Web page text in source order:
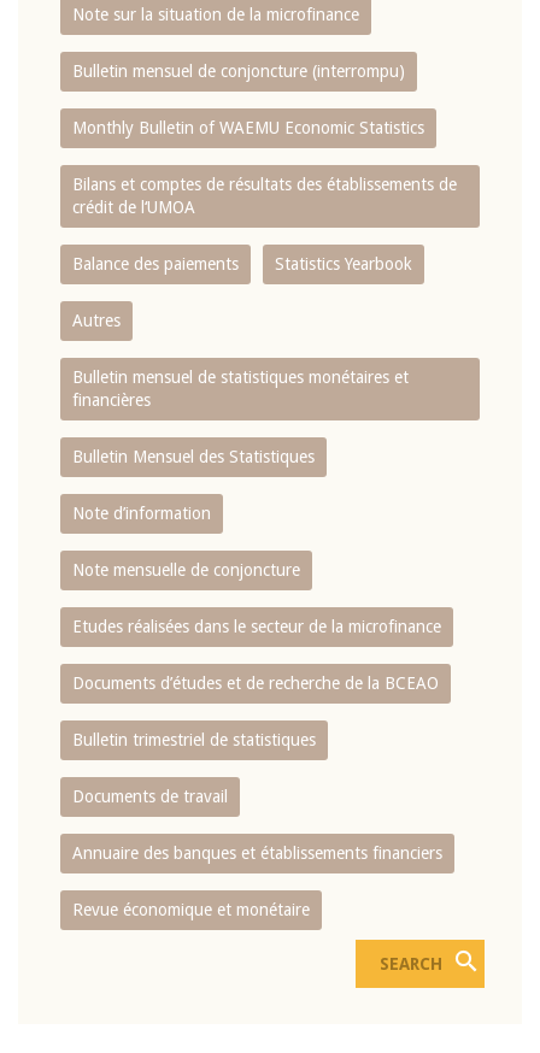
Note sur la situation de la microfinance
Bulletin mensuel de conjoncture (interrompu)
Monthly Bulletin of WAEMU Economic Statistics
Bilans et comptes de résultats des établissements de
crédit de l‘UMOA
Balance des paiements Statistics Yearbook
Autres
Bulletin mensuel de statistiques monétaires et
financières
Bulletin Mensuel des Statistiques
Note d’information
Note mensuelle de conjoncture
Etudes réalisées dans le secteur de la microfinance
Documents d’études et de recherche de la BCEAO
Bulletin trimestriel de statistiques
Documents de travail
Annuaire des banques et établissements financiers
Revue économique et monétaire